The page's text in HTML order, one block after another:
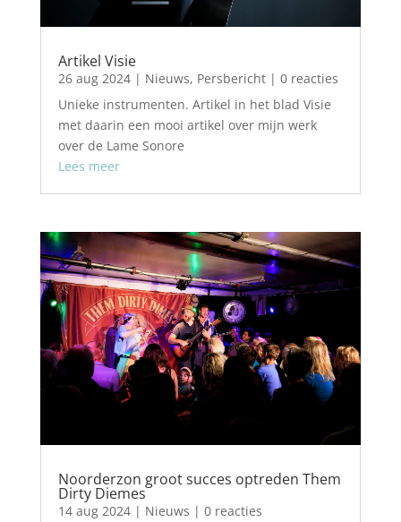
Artikel Visie
26 aug 2024| Nieuws, Persbericht| 0 reacties
Unieke instrumenten. Artikel in het blad Visie
met daarin een mooi artikel over mijn werk
over de Lame Sonore
Lees meer
Noorderzon groot succes optreden Them
Dirty Diemes
14 aug 2024| Nieuws | 0 reacties